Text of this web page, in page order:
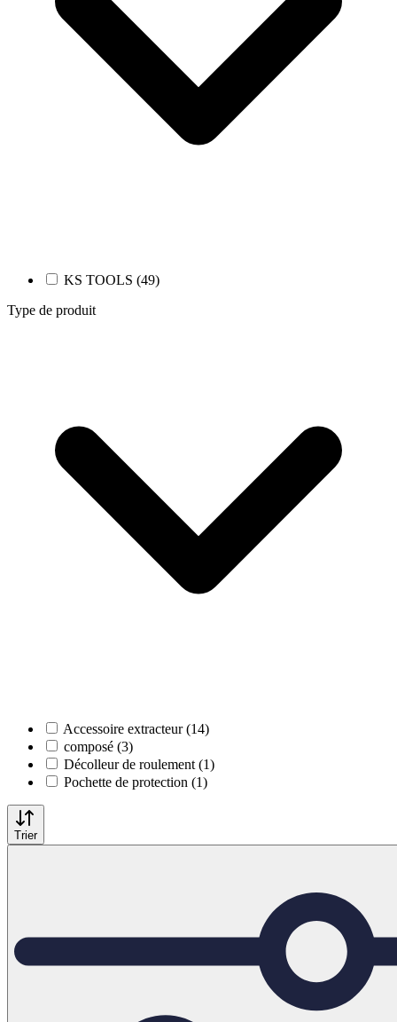
KS TOOLS (49)
Type de produit
Accessoire extracteur (14)
composé (3)
Décolleur de roulement (1)
Pochette de protection (1)
Trier